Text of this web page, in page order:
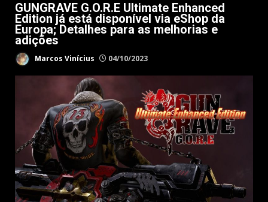
GUNGRAVE G.O.R.E Ultimate Enhanced
Edition já está disponível via eShop da
Europa; Detalhes para as melhorias e
adições
Marcos Vinícius 04/10/2023